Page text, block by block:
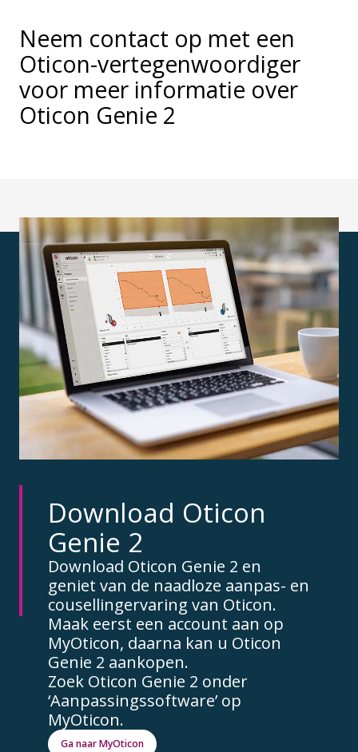
Neem contact op met een
Oticon-vertegenwoordiger
voor meer informatie over
Oticon Genie 2
Download Oticon
Genie 2
Download Oticon Genie 2 en
geniet van de naadloze aanpas- en
cousellingervaring van Oticon.
Maak eerst een account aan op
MyOticon, daarna kan u Oticon
Genie 2 aankopen.
Zoek Oticon Genie 2 onder
‘Aanpassingssoftware’ op
MyOticon.
Ga naar MyOticon